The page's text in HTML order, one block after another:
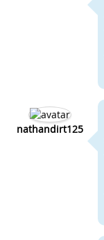
nathandirt125